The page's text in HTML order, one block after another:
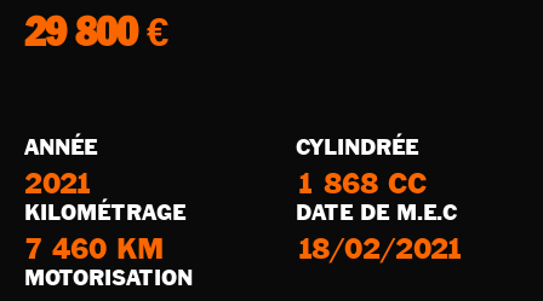
29 800 €
ANNÉE
2021
CYLINDRÉE
1 868 CC
KILOMÉTRAGE
7 460 KM
DATE DE M.E.C
18/02/2021
MOTORISATION
Expérience
Afin que notre
site web